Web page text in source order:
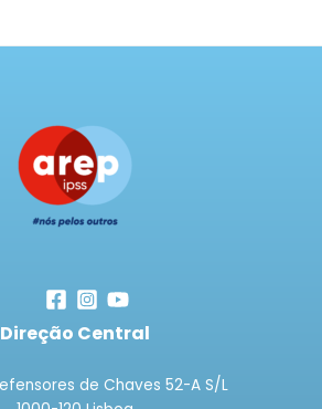
Direção Central
de Chaves 52-A S/L